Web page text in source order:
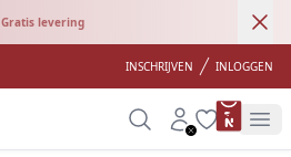
Gratis levering
INSCHRIJVEN INLOGGEN
SearchAccount
Wishlist